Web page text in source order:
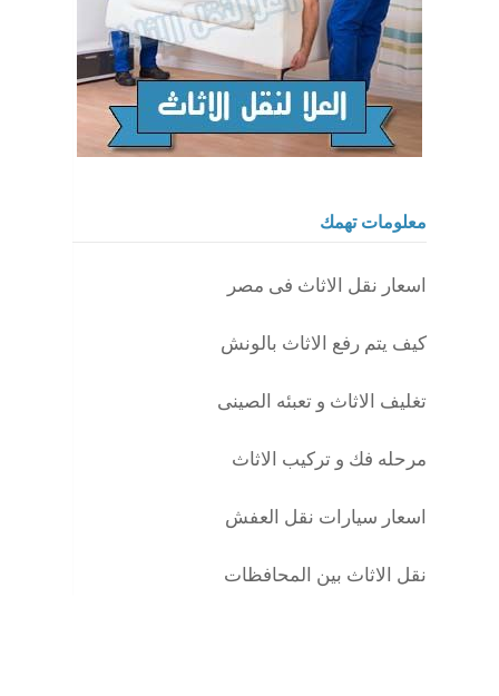
معلومات تهمك
اسعار نقل الاثاث فى مصر
كيف يتم رفع الاثاث بالونش
تغليف الاثاث و تعبئه الصينى
مرحله فك و تركيب الاثاث
اسعار سيارات نقل العفش
نقل الاثاث بين المحافظات